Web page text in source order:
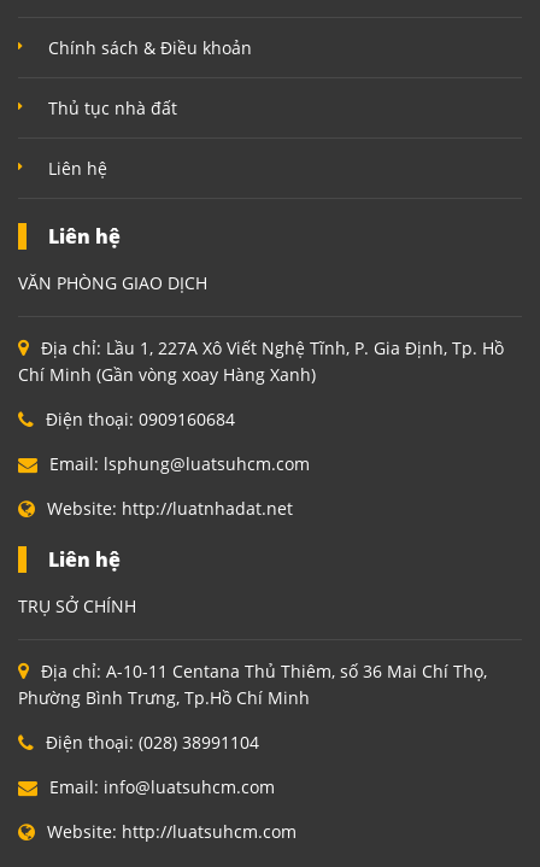
Chính sách & Điều khoản
Thủ tục nhà đất
Liên hệ
Liên hệ
VĂN PHÒNG GIAO DỊCH
Địa chỉ: Lầu 1, 227A Xô Viết Nghệ Tĩnh, P. Gia Định, Tp. Hồ
Chí Minh (Gần vòng xoay Hàng Xanh)
Điện thoại: 0909160684
Email: lsphung@luatsuhcm.com
Website: http://luatnhadat.net
Liên hệ
TRỤ SỞ CHÍNH
Địa chỉ: A-10-11 Centana Thủ Thiêm, số 36 Mai Chí Thọ,
Phường Bình Trưng, Tp.Hồ Chí Minh
Điện thoại: (028) 38991104
Email: info@luatsuhcm.com
Website: http://luatsuhcm.com